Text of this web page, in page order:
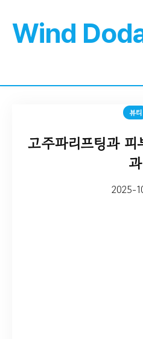
Wind
뷰티
고주파리프팅과
과
2025-